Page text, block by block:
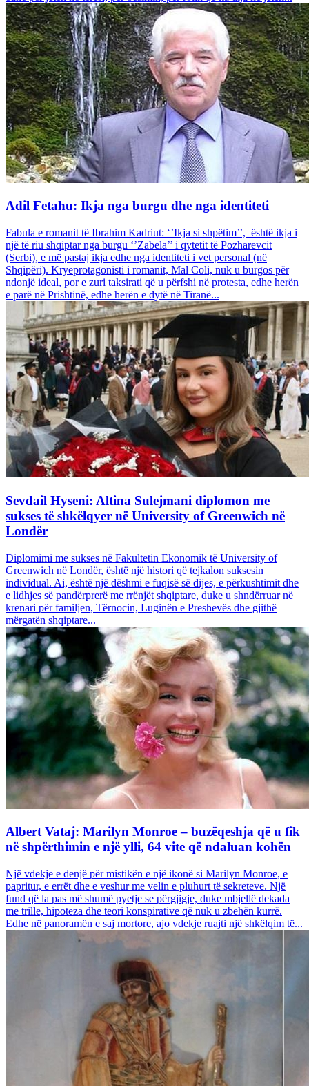
Adil Fetahu: Ikja nga burgu dhe nga identiteti
Fabula e romanit të Ibrahim Kadriut: ‘’Ikja si shpëtim’’, është ikja i
një të riu shqiptar nga burgu ‘’Zabela’’ i qytetit të Pozharevcit
(Serbi), e më pastaj ikja edhe nga identiteti i vet personal (në
Shqipëri). Kryeprotagonisti i romanit, Mal Coli, nuk u burgos për
ndonjë ideal, por e zuri taksirati që u përfshi në protesta, edhe herën
e parë në Prishtinë, edhe herën e dytë në Tiranë...
Sevdail Hyseni: Altina Sulejmani diplomon me
sukses të shkëlqyer në University of Greenwich në
Londër
Diplomimi me sukses në Fakultetin Ekonomik të University of
Greenwich në Londër, është një histori që tejkalon suksesin
individual. Ai, është një dëshmi e fuqisë së dijes, e përkushtimit dhe
e lidhjes së pandërprerë me rrënjët shqiptare, duke u shndërruar në
krenari për familjen, Tërnocin, Luginën e Preshevës dhe gjithë
mërgatën shqiptare...
Albert Vataj: Marilyn Monroe – buzëqeshja që u fik
në shpërthimin e një ylli, 64 vite që ndaluan kohën
Një vdekje e denjë për mistikën e një ikonë si Marilyn Monroe, e
papritur, e errët dhe e veshur me velin e pluhurt të sekreteve. Një
fund që la pas më shumë pyetje se përgjigje, duke mbjellë dekada
me trille, hipoteza dhe teori konspirative që nuk u zbehën kurrë.
Edhe në panoramën e saj mortore, ajo vdekje ruajti një shkëlqim të...